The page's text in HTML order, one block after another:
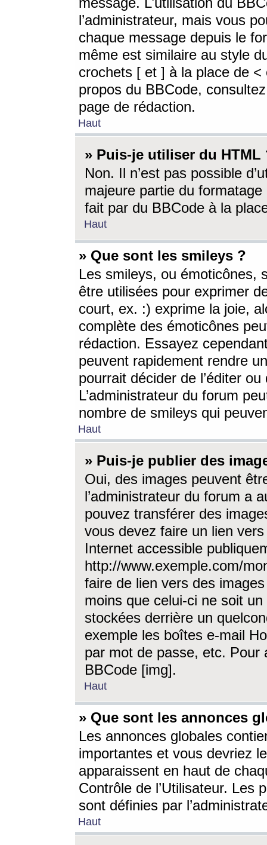
l’administrateur, mais vous
chaque message depuis le
même est similaire au style
crochets [ et ] à la place de <
propos du BBCode,
page de rédaction.
Haut
» Puis-je utiliser du HTML
Non. Il n’est pas possible
majeure partie du
fait par du BBCode à la
Haut
» Que sont les smileys ?
Les smileys, ou émoticônes,
être utilisées pour exprimer
court, ex. :) exprime la joie,
complète des émoticônes
rédaction. Essayez
peuvent rapidement rendre
pourrait décider de l’éditer
L’administrateur du forum
nombre de smileys qui
Haut
» Puis-je publier des
Oui, des images peuvent
l’administrateur du forum a
pouvez transférer des
vous devez faire un lien
Internet accessible
http://www.exemple.com/
faire de lien vers des
moins que celui-ci ne soit
stockées derrière un
exemple les boîtes e-mail
par mot de passe, etc. Pour
BBCode [img].
Haut
» Que sont les annonces
Les annonces globales
importantes et vous devriez
apparaissent en haut de
Contrôle de l’Utilisateur. Les
sont définies par
Haut